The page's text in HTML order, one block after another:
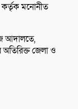
কর্তৃক মনোনীত
আদালতে,
জেলা ও